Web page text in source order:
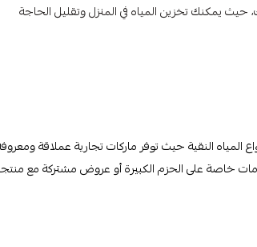
يمكنك تخزين المياه في المنزل وتقليل الحاجة
النقية حيث توفر ماركات تجارية عملاقة
خاصة على الحزم الكبيرة أو عروض مشتركة مع